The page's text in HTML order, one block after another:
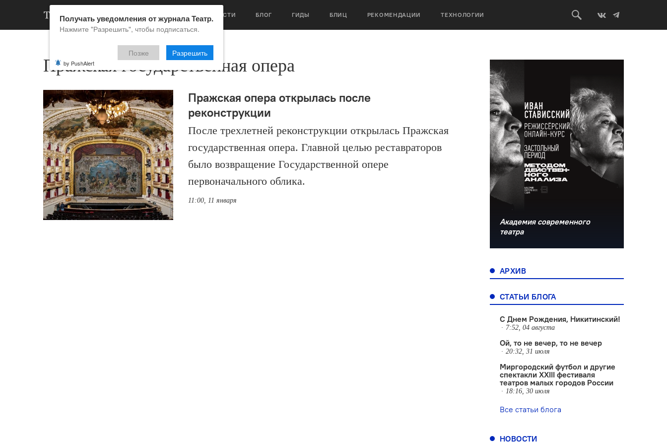
НОВОСТИ БЛОГ ГИДЫ БЛИЦ РЕКОМЕНДАЦИИ ТЕХНОЛОГИИ
Пражская государственная опера
Пражская опера открылась после
реконструкции
После трехлетней реконструкции открылась Пражская
государственная опера. Главной целью реставраторов
было возвращение Государственной опере
первоначального облика.
11:00, 11 января
Академия современного
театра
АРХИВ
СТАТЬИ БЛОГА
С Днем Рождения, Никитинский!
7:52, 04 августа
Ой, то не вечер, то не вечер
20:32, 31 июля
Миргородский футбол и другие
спектакли XXIII фестиваля
театров малых городов России
18:16, 30 июля
Все статьи блога
НОВОСТИ
Получать уведомления от журнала Театр.
Нажмите "Разрешить", чтобы подписаться.
Позже Разрешить
by PushAlert